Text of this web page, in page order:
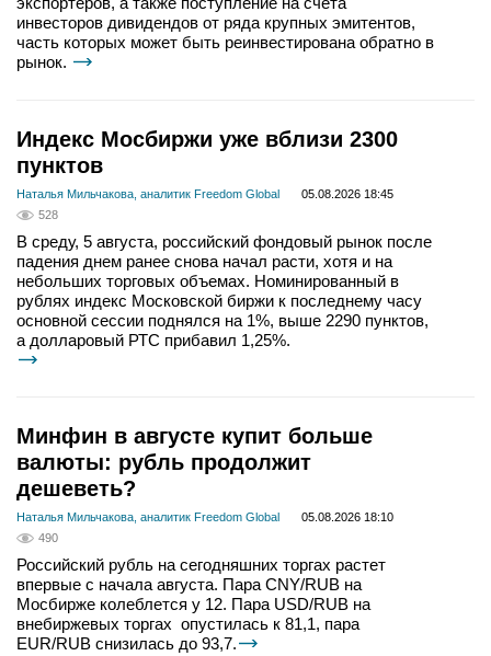
инвесторов дивидендов от ряда крупных эмитентов,
часть которых может быть реинвестирована обратно в
рынок.
Индекс Мосбиржи уже вблизи 2300
пунктов
Наталья Мильчакова, аналитик Freedom Global
05.08.2026 18:45
528
В среду, 5 августа, российский фондовый рынок после
падения днем ранее снова начал расти, хотя и на
небольших торговых объемах. Номинированный в
рублях индекс Московской биржи к последнему часу
основной сессии поднялся на 1%, выше 2290 пунктов,
а долларовый РТС прибавил 1,25%.
Минфин в августе купит больше
валюты: рубль продолжит
дешеветь?
Наталья Мильчакова, аналитик Freedom Global
05.08.2026 18:10
490
Российский рубль на сегодняшних торгах растет
впервые с начала августа. Пара CNY/RUB на
Мосбирже колеблется у 12. Пара USD/RUB на
внебиржевых торгах опустилась к 81,1, пара
EUR/RUB снизилась до 93,7.